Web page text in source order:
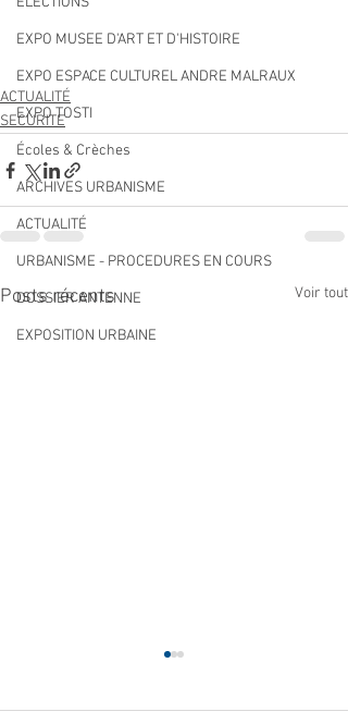
EXPO MUSEE D'ART ET D'HISTOIRE
EXPO ESPACE CULTUREL ANDRE MALRAUX
EXPO TOSTI
Écoles & Crèches
ARCHIVES URBANISME
ACTUALITÉ
URBANISME - PROCEDURES EN COURS
DOSSIER ANTENNE
EXPOSITION URBAINE
ACTUALITÉ
SECURITE
Posts récents Voir tout